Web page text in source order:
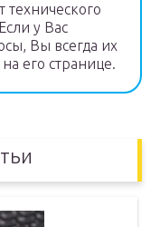
технического
у Вас
Вы всегда их
его странице.